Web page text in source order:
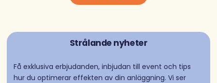
Strålande nyheter
Få exklusiva erbjudanden, inbjudan till event och tips
hur du optimerar effekten av din anläggning. Vi ser